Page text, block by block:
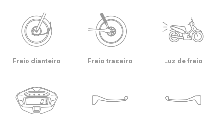
Freio dianteiro Freio traseiro Luz de freio